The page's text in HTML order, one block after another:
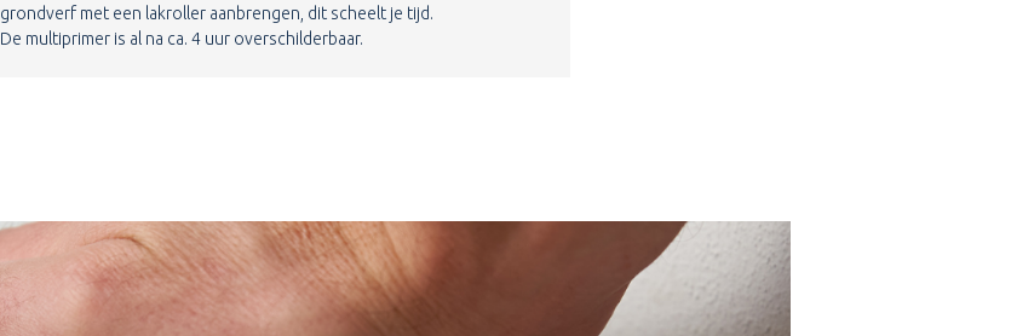
grondverf met een lakroller aanbrengen, dit scheelt je tijd.
De multiprimer is al na ca. 4 uur overschilderbaar.